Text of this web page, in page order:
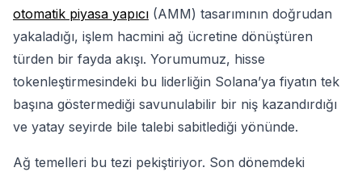
otomatik piyasa yapıcı (AMM) tasarımının doğrudan
yakaladığı, işlem hacmini ağ ücretine dönüştüren
türden bir fayda akışı. Yorumumuz, hisse
tokenleştirmesindeki bu liderliğin Solana’ya fiyatın tek
başına göstermediği savunulabilir bir niş kazandırdığı
ve yatay seyirde bile talebi sabitlediği yönünde.
Ağ temelleri bu tezi pekiştiriyor. Son dönemdeki